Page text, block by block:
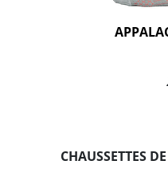
CHAUSSETTES